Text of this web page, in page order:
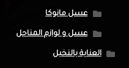
عسل مانوكا
عسل و لوازم المناحل
العناية بالنخيل